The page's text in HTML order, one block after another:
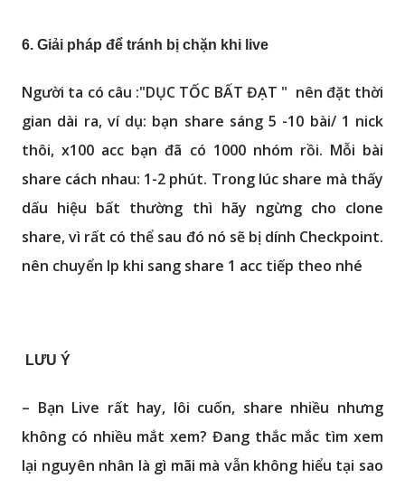
6. Giải pháp để tránh bị chặn khi live
Người ta có câu :"DỤC TỐC BẤT ĐẠT " nên đặt thời
gian dài ra, ví dụ: bạn share sáng 5 -10 bài/ 1 nick
thôi, x100 acc bạn đã có 1000 nhóm rồi. Mỗi bài
share cách nhau: 1-2 phút. Trong lúc share mà thấy
dấu hiệu bất thường thì hãy ngừng cho clone
share, vì rất có thể sau đó nó sẽ bị dính Checkpoint.
nên chuyển Ip khi sang share 1 acc tiếp theo nhé
LƯU Ý
– Bạn Live rất hay, lôi cuốn, share nhiều nhưng
không có nhiều mắt xem? Đang thắc mắc tìm xem
lại nguyên nhân là gì mãi mà vẫn không hiểu tại sao